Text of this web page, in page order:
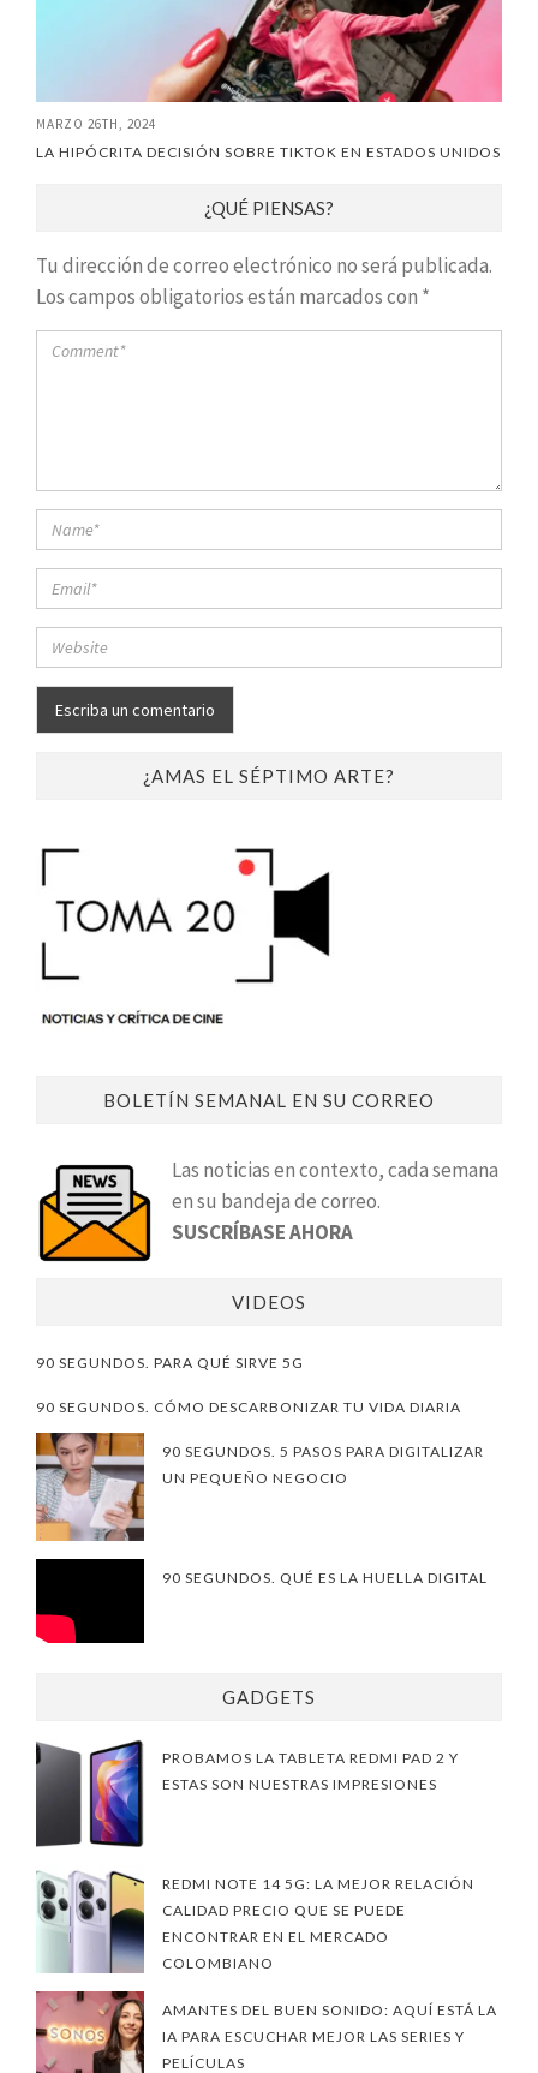
MARZO 26TH, 2024
LA HIPÓCRITA DECISIÓN SOBRE TIKTOK EN ESTADOS UNIDOS
¿QUÉ PIENSAS?
Tu dirección de correo electrónico no será publicada.
Los campos obligatorios están marcados con *
¿AMAS EL SÉPTIMO ARTE?
BOLETÍN SEMANAL EN SU CORREO
Las noticias en contexto, cada semana
en su bandeja de correo.
SUSCRÍBASE AHORA
VIDEOS
90 SEGUNDOS. PARA QUÉ SIRVE 5G
90 SEGUNDOS. CÓMO DESCARBONIZAR TU VIDA DIARIA
90 SEGUNDOS. 5 PASOS PARA DIGITALIZAR
UN PEQUEÑO NEGOCIO
90 SEGUNDOS. QUÉ ES LA HUELLA DIGITAL
GADGETS
PROBAMOS LA TABLETA REDMI PAD 2 Y
ESTAS SON NUESTRAS IMPRESIONES
REDMI NOTE 14 5G: LA MEJOR RELACIÓN
CALIDAD PRECIO QUE SE PUEDE
ENCONTRAR EN EL MERCADO
COLOMBIANO
AMANTES DEL BUEN SONIDO: AQUÍ ESTÁ LA
IA PARA ESCUCHAR MEJOR LAS SERIES Y
PELÍCULAS